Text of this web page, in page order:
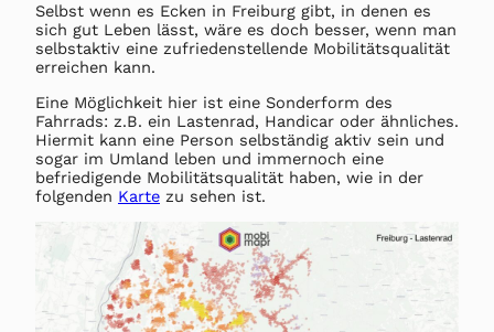
Selbst wenn es Ecken in Freiburg gibt, in denen es
sich gut Leben lässt, wäre es doch besser, wenn man
selbstaktiv eine zufriedenstellende Mobilitätsqualität
erreichen kann.
Eine Möglichkeit hier ist eine Sonderform des
Fahrrads: z.B. ein Lastenrad, Handicar oder ähnliches.
Hiermit kann eine Person selbständig aktiv sein und
sogar im Umland leben und immernoch eine
befriedigende Mobilitätsqualität haben, wie in der
folgenden Karte zu sehen ist.